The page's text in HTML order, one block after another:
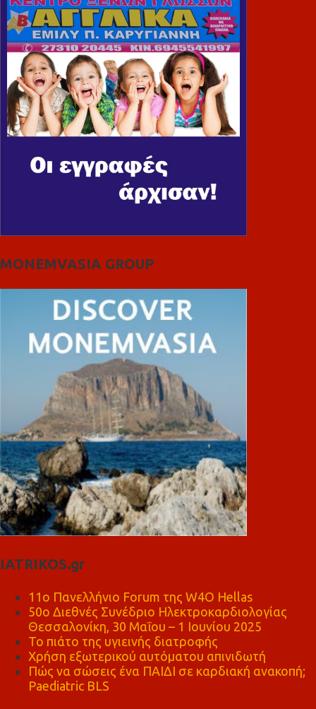
MONEMVASIA GROUP
IATRIKOS.gr
11ο Πανελλήνιο Forum της W4O Hellas
50ο Διεθνές Συνέδριο Ηλεκτροκαρδιολογίας
Θεσσαλονίκη, 30 Μαΐου – 1 Ιουνίου 2025
Το πιάτο της υγιεινής διατροφής
Χρήση εξωτερικού αυτόματου απινιδωτή
Πώς να σώσεις ένα ΠΑΙΔΙ σε καρδιακή ανακοπή;
Paediatric BLS